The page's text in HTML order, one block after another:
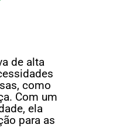
de alta
como
Com um
ela
para as